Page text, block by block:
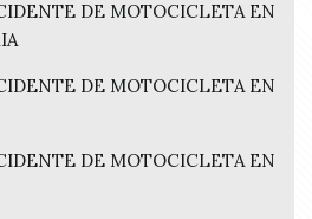
DE MOTOCICLETA EN
DE MOTOCICLETA EN
DE MOTOCICLETA EN